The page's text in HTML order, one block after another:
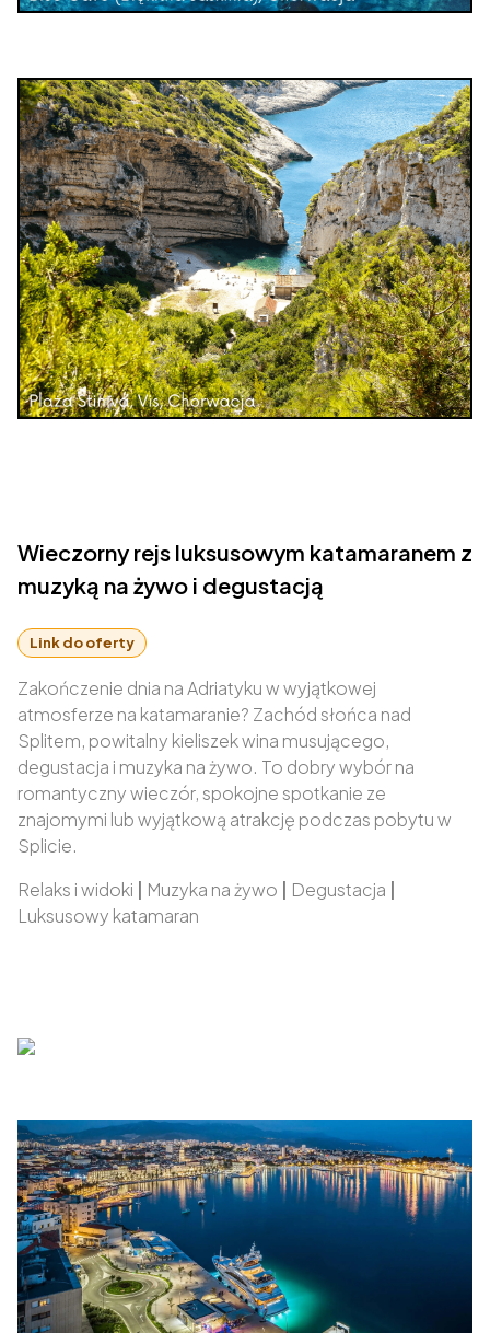
Wieczorny rejs luksusowym katamaranem z
muzyką na żywo i degustacją
Link do oferty
Zakończenie dnia na Adriatyku w wyjątkowej
atmosferze na katamaranie? Zachód słońca nad
Splitem, powitalny kieliszek wina musującego,
degustacja i muzyka na żywo. To dobry wybór na
romantyczny wieczór, spokojne spotkanie ze
znajomymi lub wyjątkową atrakcję podczas pobytu w
Splicie.
Relaks i widoki
Muzyka na żywo Degustacja
Luksusowy katamaran